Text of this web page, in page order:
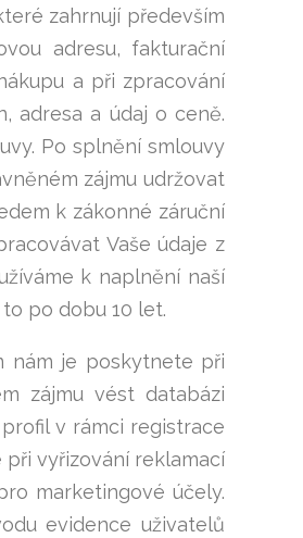
zahrnují především
adresu, fakturační
a při zpracování
adresa a údaj o ceně.
Po splnění smlouvy
zájmu udržovat
k zákonné záruční
Vaše údaje z
k naplnění naší
po dobu 10 let.
nám je poskytnete při
zájmu vést databázi
v rámci registrace
vyřizování reklamací
marketingové účely.
evidence uživatelů